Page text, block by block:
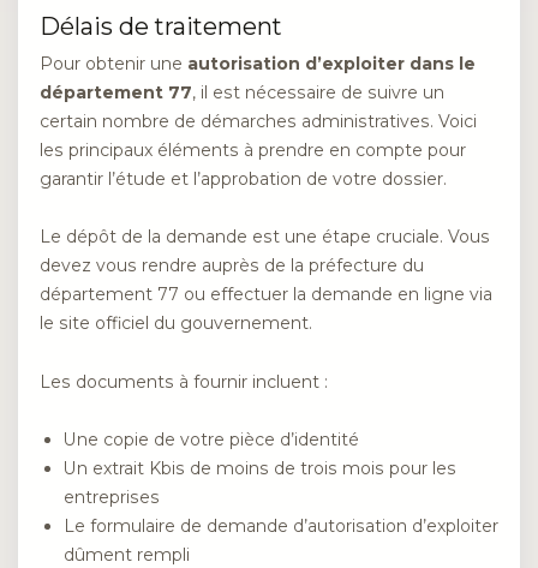
Délais de traitement
Pour obtenir une autorisation d’exploiter dans le
département 77, il est nécessaire de suivre un
certain nombre de démarches administratives. Voici
les principaux éléments à prendre en compte pour
garantir l’étude et l’approbation de votre dossier.
Le dépôt de la demande est une étape cruciale. Vous
devez vous rendre auprès de la préfecture du
département 77 ou effectuer la demande en ligne via
le site officiel du gouvernement.
Les documents à fournir incluent :
Une copie de votre pièce d’identité
Un extrait Kbis de moins de trois mois pour les
entreprises
Le formulaire de demande d’autorisation d’exploiter
dûment rempli